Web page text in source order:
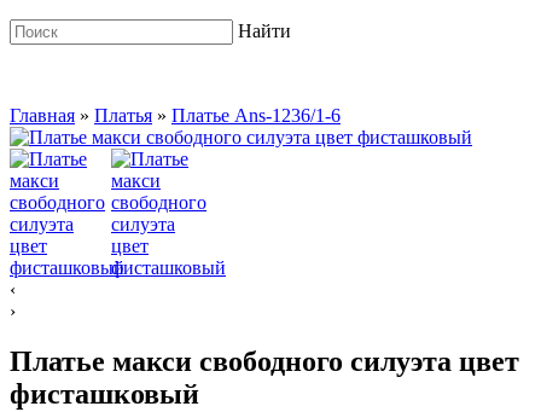
Найти
Главная » Платья » Платье Ans-1236/1-6
‹
›
Платье макси свободного силуэта цвет
фисташковый